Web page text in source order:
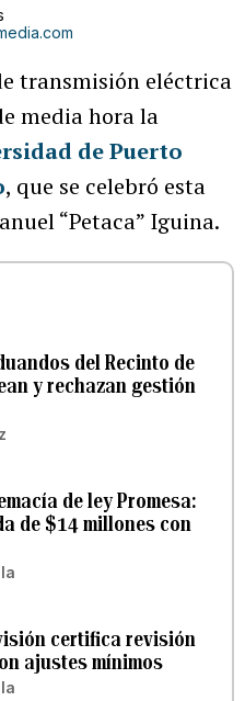
transmisión eléctrica
media hora la
de Puerto
, que se celebró esta
“Petaca” Iguina.
del Recinto de
y rechazan gestión
de ley Promesa:
de $14 millones con
certifica revisión
ajustes mínimos